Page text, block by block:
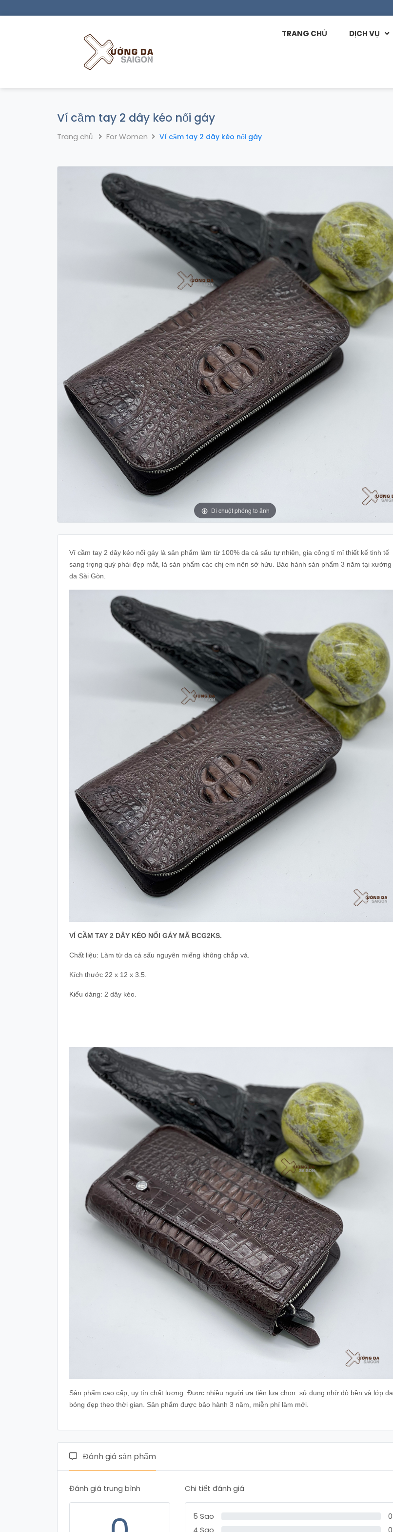
TRANG CHỦ DỊCH VỤ
Ví cầm tay 2 dây kéo nối gáy
Trang chủ For Women Ví cầm tay 2 dây kéo nối gáy
Di chuột phóng to ảnh
Ví cầm tay 2 dây kéo nối gáy là sản phẩm làm từ 100% da cá sấu tự nhiên, gia công tỉ mỉ thiết kế tinh tế
sang trọng quý phái đẹp mắt, là sản phẩm các chị em nên sở hửu. Bảo hành sản phẩm 3 năm tại xưởng
da Sài Gòn.
VÍ CẦM TAY 2 DÂY KÉO NỐI GÁY MÃ BCG2KS.
Chất liệu: Làm từ da cá sấu nguyên miếng không chắp vá.
Kích thước 22 x 12 x 3.5.
Kiểu dáng: 2 dây kéo.
Sản phẩm cao cấp, uy tín chất lương. Được nhiều người ưa tiên lựa chọn sử dụng nhờ độ bền và lớp da
bóng đẹp theo thời gian. Sản phẩm được bảo hành 3 năm, miễn phí làm mới.
Đánh giá sản phẩm
Đánh giá trung bình Chi tiết đánh giá
5 Sao
0
4 Sao
0